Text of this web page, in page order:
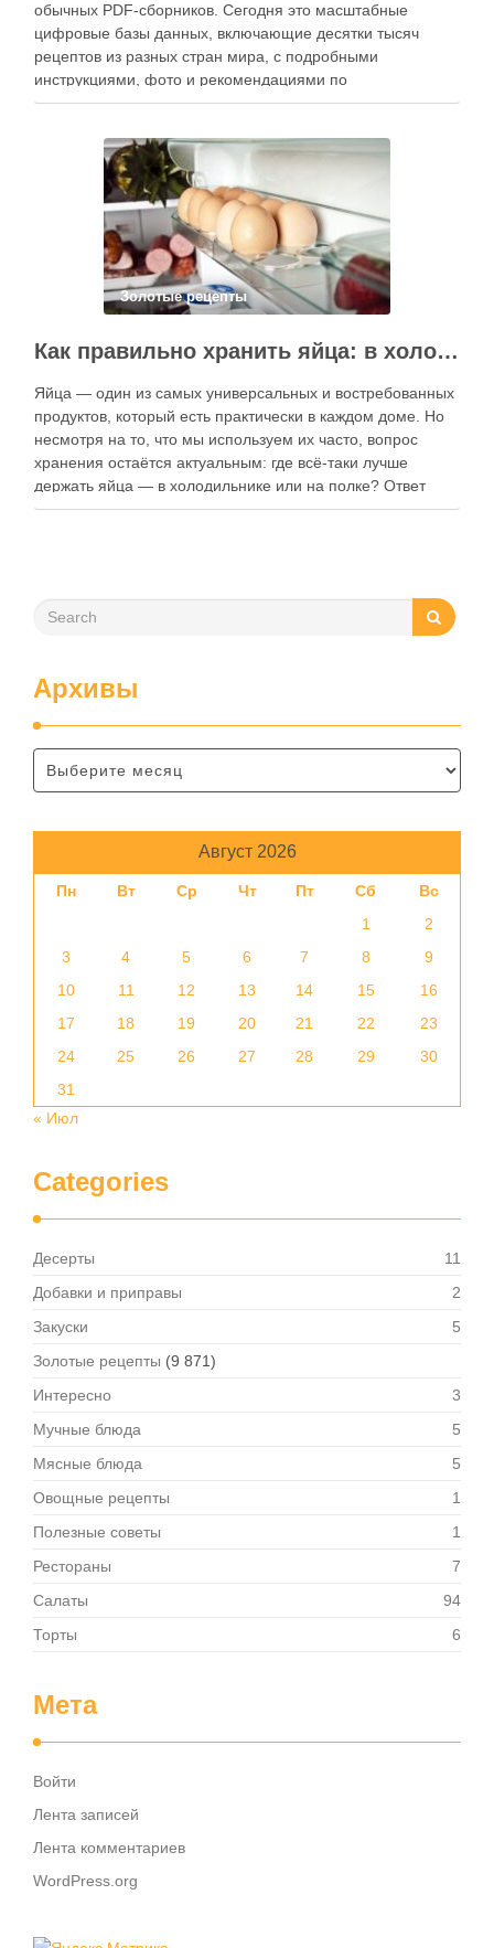
обычных PDF-сборников. Сегодня это масштабные
цифровые базы данных, включающие десятки тысяч
рецептов из разных стран мира, с подробными
инструкциями, фото и рекомендациями по
приготовлению. В отличие от печатных изданий,
контент, расширять коллекции блюд и добавлять новые
функции. Ниже …
Золотые рецепты
Как правильно хранить яйца: в холодильнике или на полке?
Яйца — один из самых универсальных и востребованных
продуктов, который есть практически в каждом доме. Но
несмотря на то, что мы используем их часто, вопрос
хранения остаётся актуальным: где всё-таки лучше
держать яйца — в холодильнике или на полке? Ответ
зависит от нескольких факторов, включая температуру
Архивы
Август 2026
Пн Вт Ср Чт Пт Сб
Вс
1
2
3
4 5 6 7 8
9
10
11 12 13 14 15
16
17
18 19 20 21 22
23
24
25 26 27 28 29
30
31
« Июл
Categories
Десерты
11
Добавки и приправы
2
Закуски
5
Золотые рецепты (9 871)
Интересно
3
Мучные блюда
5
Мясные блюда
5
Овощные рецепты
1
Полезные советы
1
Рестораны
7
Салаты
94
Торты
6
Мета
Войти
Лента записей
Лента комментариев
WordPress.org